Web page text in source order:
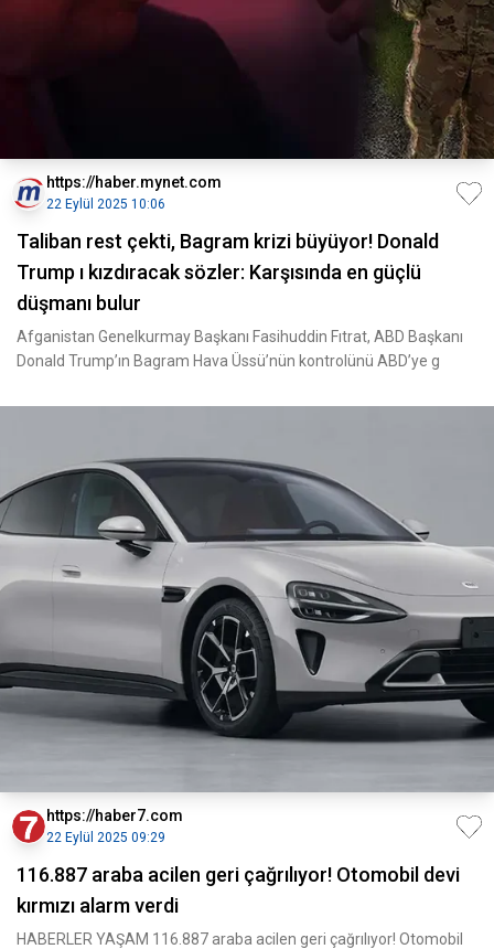
https://haber.mynet.com
22 Eylül 2025 10:06
Taliban rest çekti, Bagram krizi büyüyor! Donald
Trump ı kızdıracak sözler: Karşısında en güçlü
düşmanı bulur
Afganistan Genelkurmay Başkanı Fasihuddin Fıtrat, ABD Başkanı
Donald Trump’ın Bagram Hava Üssü’nün kontrolünü ABD’ye g
https://haber7.com
22 Eylül 2025 09:29
116.887 araba acilen geri çağrılıyor! Otomobil devi
kırmızı alarm verdi
HABERLER YAŞAM 116.887 araba acilen geri çağrılıyor! Otomobil